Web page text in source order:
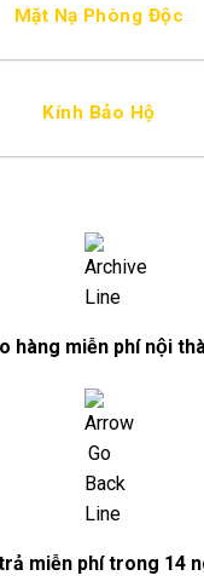
Mặt Nạ Phòng Độc
Kính Bảo Hộ
hàng miễn phí nội
miễn phí trong 14